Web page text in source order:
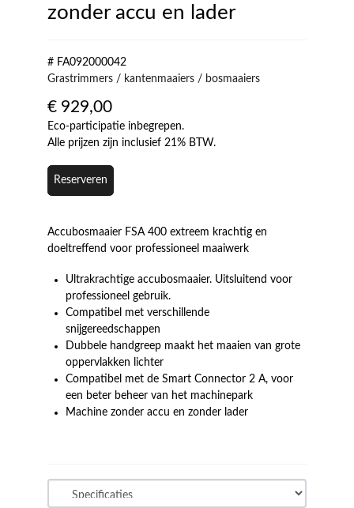
zonder accu en lader
# FA092000042
Grastrimmers / kantenmaaiers / bosmaaiers
€ 929,00
Eco-participatie inbegrepen.
Alle prijzen zijn inclusief 21% BTW.
Reserveren
Accubosmaaier FSA 400 extreem krachtig en
doeltreffend voor professioneel maaiwerk
Ultrakrachtige accubosmaaier. Uitsluitend voor
professioneel gebruik.
Compatibel met verschillende
snijgereedschappen
Dubbele handgreep maakt het maaien van grote
oppervlakken lichter
Compatibel met de Smart Connector 2 A, voor
een beter beheer van het machinepark
Machine zonder accu en zonder lader